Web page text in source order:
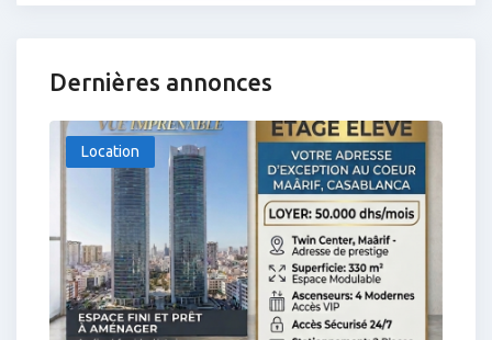
Dernières annonces
Location